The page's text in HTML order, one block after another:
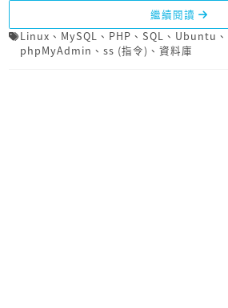
繼續閱讀
Linux 、 MySQL 、 PHP 、 SQL 、 Ubuntu 、
phpMyAdmin 、 ss (指令) 、 資料庫